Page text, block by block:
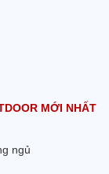
MỚI NHẤT
ngủ